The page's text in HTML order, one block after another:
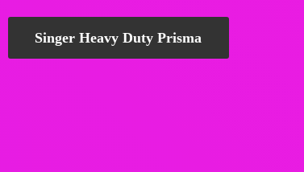
Singer Heavy Duty Prisma